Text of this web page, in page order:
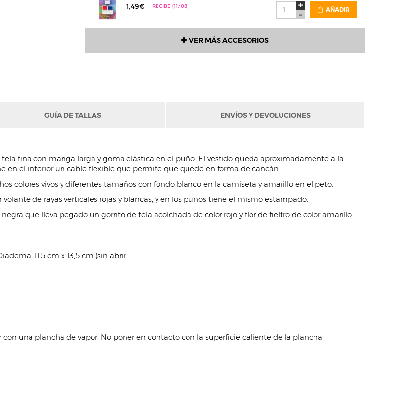
1,49€ RECIBE (11/08) AÑADIR
VER MÁS ACCESORIOS
GUÍA DE TALLAS ENVÍOS Y DEVOLUCIONES
fina con manga larga y goma elástica en el puño. El vestido queda aproximadamente a la
en el interior un cable flexible que permite que quede en forma de cancán.
colores vivos y diferentes tamaños con fondo blanco en la camiseta y amarillo en el peto.
de rayas verticales rojas y blancas, y en los puños tiene el mismo estampado.
que lleva pegado un gorrito de tela acolchada de color rojo y flor de fieltro de color amarillo
11,5 cm x 13,5 cm (sin abrir
una plancha de vapor. No poner en contacto con la superficie caliente de la plancha